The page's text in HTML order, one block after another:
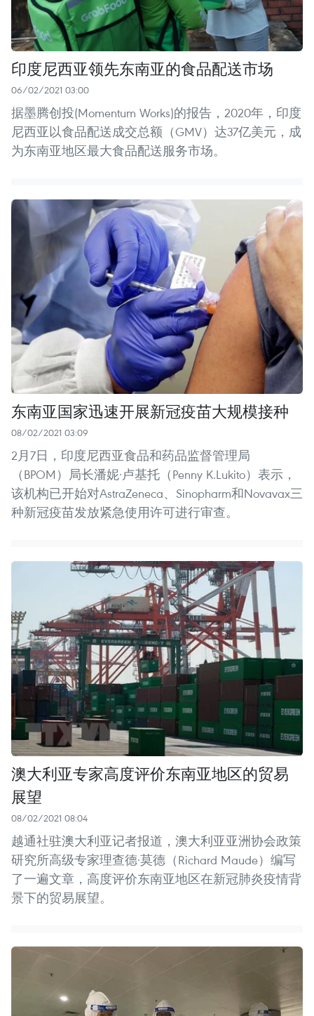
印度尼西亚领先东南亚的食品配送市场
06/02/2021 03:00
据墨腾创投(Momentum Works)的报告，2020年，印度
尼西亚以食品配送成交总额（GMV）达37亿美元，成
为东南亚地区最大食品配送服务市场。
东南亚国家迅速开展新冠疫苗大规模接种
08/02/2021 03:09
2月7日，印度尼西亚食品和药品监督管理局
（BPOM）局长潘妮·卢基托（Penny K.Lukito）表示，
该机构已开始对AstraZeneca、Sinopharm和Novavax三
种新冠疫苗发放紧急使用许可进行审查。
澳大利亚专家高度评价东南亚地区的贸易
展望
08/02/2021 08:04
越通社驻澳大利亚记者报道，澳大利亚亚洲协会政策
研究所高级专家理查德·莫德（Richard Maude）编写
了一遍文章，高度评价东南亚地区在新冠肺炎疫情背
景下的贸易展望。